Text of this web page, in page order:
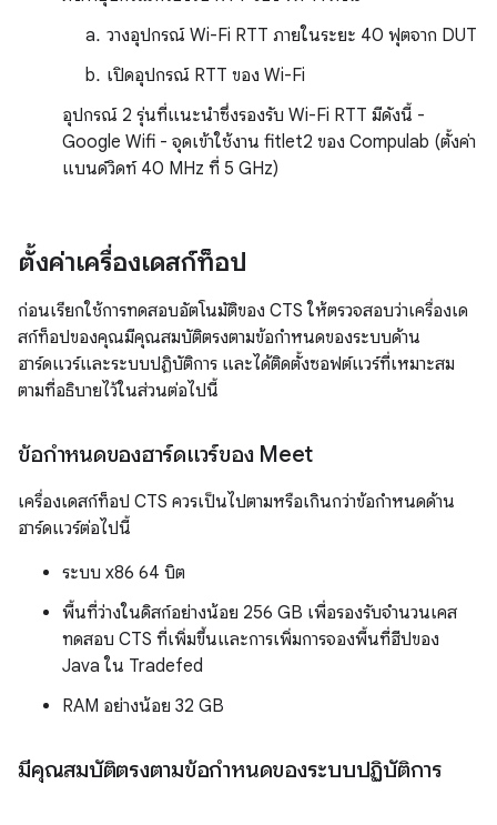
วางอุปกรณ์ Wi-Fi RTT ภายในระยะ 40 ฟุตจาก DUT
เปิดอุปกรณ์ RTT ของ Wi-Fi
อุปกรณ์ 2 รุ่นที่แนะนำซึ่งรองรับ Wi-Fi RTT มีดังนี้ -
Google Wifi - จุดเข้าใช้งาน fitlet2 ของ Compulab (ตั้งค่า
แบนด์วิดท์ 40 MHz ที่ 5 GHz)
ตั้งค่าเครื่องเดสก์ท็อป
ก่อนเรียกใช้การทดสอบอัตโนมัติของ CTS ให้ตรวจสอบว่าเครื่องเด
สก์ท็อปของคุณมีคุณสมบัติตรงตามข้อกำหนดของระบบด้าน
ฮาร์ดแวร์และระบบปฏิบัติการ และได้ติดตั้งซอฟต์แวร์ที่เหมาะสม
ตามที่อธิบายไว้ในส่วนต่อไปนี้
ข้อกำหนดของฮาร์ดแวร์ของ Meet
เครื่องเดสก์ท็อป CTS ควรเป็นไปตามหรือเกินกว่าข้อกำหนดด้าน
ฮาร์ดแวร์ต่อไปนี้
ระบบ x86 64 บิต
พื้นที่ว่างในดิสก์อย่างน้อย 256 GB เพื่อรองรับจำนวนเคส
ทดสอบ CTS ที่เพิ่มขึ้นและการเพิ่มการจองพื้นที่ฮีปของ
Java ใน Tradefed
RAM อย่างน้อย 32 GB
มีคุณสมบัติตรงตามข้อกำหนดของระบบปฏิบัติการ